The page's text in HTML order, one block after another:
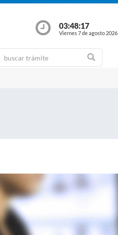
03:48:17
Viernes 7 de agosto 2026